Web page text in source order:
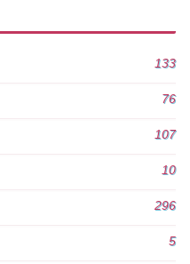
133
76
107
10
296
5